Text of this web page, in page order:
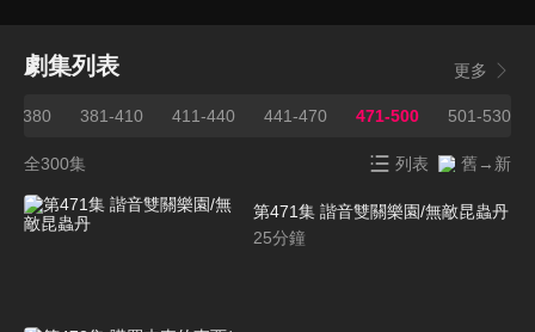
劇集列表 更多
380 381-410 411-440 441-470 471-500 501-530
全300集 列表 舊→新
第471集 諧音雙關樂園/無敵昆蟲丹
25分鐘